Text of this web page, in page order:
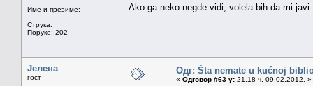
Име и презиме:
Струка:
Поруке: 202
Ako ga neko negde vidi, volela bih da mi
Јелена
гост
Одг: Šta nemate u kućnoj
« Одговор #63 у: 21.18 ч. 09.02.2012. »